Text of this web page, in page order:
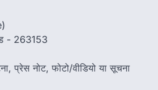
- 263153
प्रेस नोट, फोटो/वीडियो या सूचना